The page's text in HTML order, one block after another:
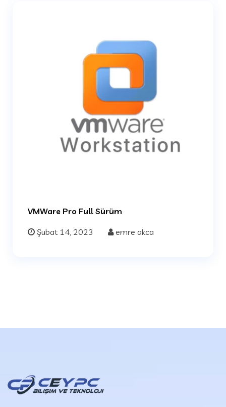
VMWare Pro Full Sürüm
Şubat 14, 2023 emre akca